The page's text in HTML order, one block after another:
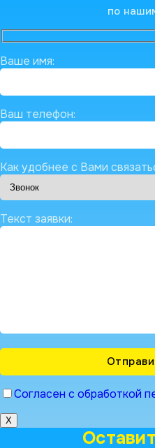
по
Ваше имя:
Ваш телефон:
Как удобнее с Вами
Текст заявки:
Согласен с обработкой
X